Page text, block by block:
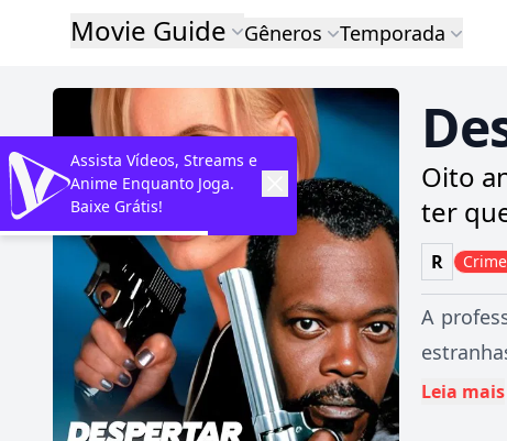
Movie Guide Gêneros Temporada
Oito
ter
R Crime
A
Leia mais
Assista Vídeos, Streams e
Anime Enquanto Joga.
Baixe Grátis!